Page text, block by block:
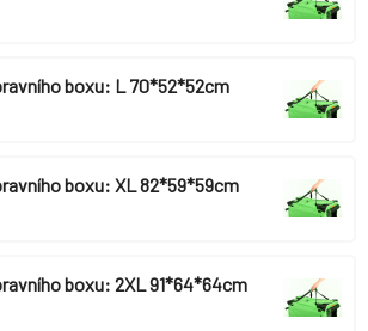
boxu: L 70*52*52cm
boxu: XL 82*59*59cm
boxu: 2XL 91*64*64cm